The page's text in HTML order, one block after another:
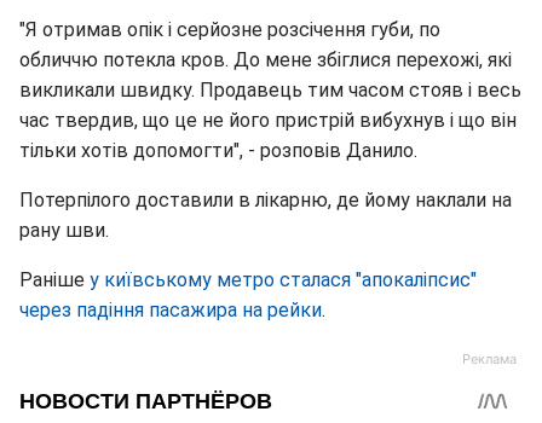
"Я отримав опік і серйозне розсічення губи, по
обличчю потекла кров. До мене збіглися перехожі, які
викликали швидку. Продавець тим часом стояв і весь
час твердив, що це не його пристрій вибухнув і що він
тільки хотів допомогти", - розповів Данило.
Потерпілого доставили в лікарню, де йому наклали на
рану шви.
Раніше у київському метро сталася "апокаліпсис"
через падіння пасажира на рейки.